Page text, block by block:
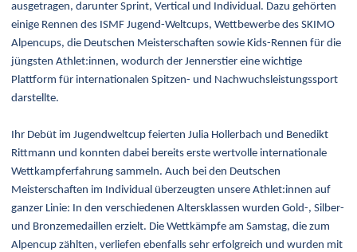
ausgetragen, darunter Sprint, Vertical und Individual. Dazu gehörten
einige Rennen des ISMF Jugend-Weltcups, Wettbewerbe des SKIMO
Alpencups, die Deutschen Meisterschaften sowie Kids-Rennen für die
jüngsten Athlet:innen, wodurch der Jennerstier eine wichtige
Plattform für internationalen Spitzen- und Nachwuchsleistungssport
darstellte.
Ihr Debüt im Jugendweltcup feierten Julia Hollerbach und Benedikt
Rittmann und konnten dabei bereits erste wertvolle internationale
Wettkampferfahrung sammeln. Auch bei den Deutschen
Meisterschaften im Individual überzeugten unsere Athlet:innen auf
ganzer Linie: In den verschiedenen Altersklassen wurden Gold-, Silber-
und Bronzemedaillen erzielt. Die Wettkämpfe am Samstag, die zum
Alpencup zählten, verliefen ebenfalls sehr erfolgreich und wurden mit